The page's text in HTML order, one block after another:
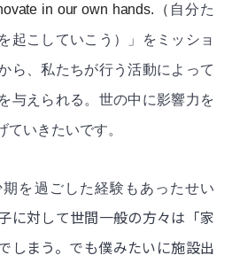
in our own hands.（ 自分た
起こしていこう）」をミッショ
ら、私たちが行う活動によって
与えられる。世の中に影響力を
いきたいです。
を過ごした経験もあったせい
に対して世間一般の方々は「家
しまう。でも僕みたいに施設出